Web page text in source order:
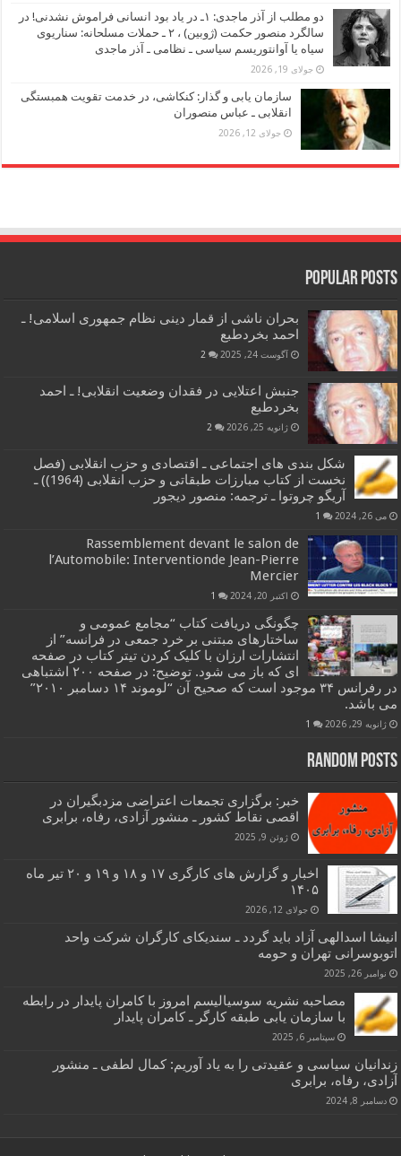
دو مطلب از آذر ماجدی: ۱ـ در یاد بود انسانی فراموش نشدنی! در
سالگرد منصور حکمت (ژوبین) ، ۲ ـ حملات مسلحانه: سناریوی
سیاه یا آوانتوریسم سیاسی ـ نظامی ـ آذر ماجدی
جولای 19, 2026
سازمان یابی و گذار: کنکاشی، در خدمت تقویت همبستگی
انقلابی ـ عباس منصوران
جولای 12, 2026
Popular Posts
بحران ناشی از قمار دینی نظام جمهوری اسلامی! ـ
احمد بخردطبع
آگوست 24, 2025 2
جنبش اعتلایی در فقدان وضعیت انقلابی! ـ احمد
بخردطبع
ژانویه 25, 2026 2
شکل بندی های اجتماعی ـ اقتصادی و حزب انقلابی (فصل
نخست از کتاب مبارزات طبقاتی و حزب انقلابی (1964)) ـ
آریگو چروتوا ـ ترجمه: منصور دیجور
می 26, 2024 1
Rassemblement devant le salon de
l’Automobile: Interventionde Jean-Pierre
Mercier
اکتبر 20, 2024 1
چگونگی دریافت کتاب “مجامع عمومی و
ساختارهای مبتنی بر خرد جمعی در فرانسه” از
انتشارات ارزان با کلیک کردن تیتر کتاب در صفحه
ای که باز می شود. توضیح: در صفحه ۲۰۰ اشتباهی
در رفرانس ۳۴ موجود است که صحیح آن “لوموند ۱۴ دسامبر ۲۰۱۰”
می باشد.
ژانویه 29, 2026 1
Random Posts
خبر: برگزاری تجمعات اعتراضی مزدبگیران در
اقصی نقاط کشور ـ منشور آزادی، رفاه، برابری
ژوئن 9, 2025
اخبار و گزارش های کارگری ۱۷ و ۱۸ و ۱۹ و ۲۰ تیر ماه
۱۴۰۵
جولای 12, 2026
انیشا اسدالهی آزاد باید گردد ـ سندیکای کارگران شرکت واحد
اتوبوسرانی تهران و حومه
نوامبر 26, 2025
مصاحبه نشریه سوسیالیسم امروز با کامران پایدار در رابطه
با سازمان یابی طبقه کارگر ـ کامران پایدار
سپتامبر 6, 2025
زندانیان سیاسی و عقیدتی را به یاد آوریم: کمال لطفی ـ منشور
آزادی، رفاه، برابری
دسامبر 8, 2024